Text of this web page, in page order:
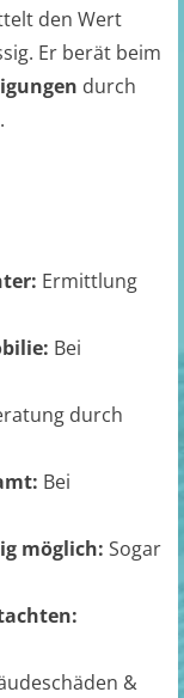
den Wert
Er berät beim
durch
Ermittlung
Bei
durch
Bei
möglich: Sogar
&